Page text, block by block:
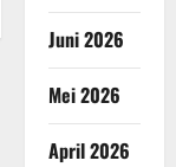
Juni 2026
Mei 2026
April 2026